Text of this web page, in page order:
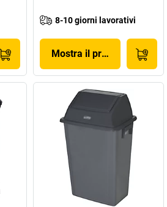
8-10 giorni lavorativi
Mostra il prodotto